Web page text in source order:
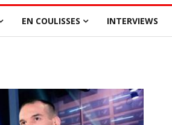
EN COULISSES INTERVIEWS